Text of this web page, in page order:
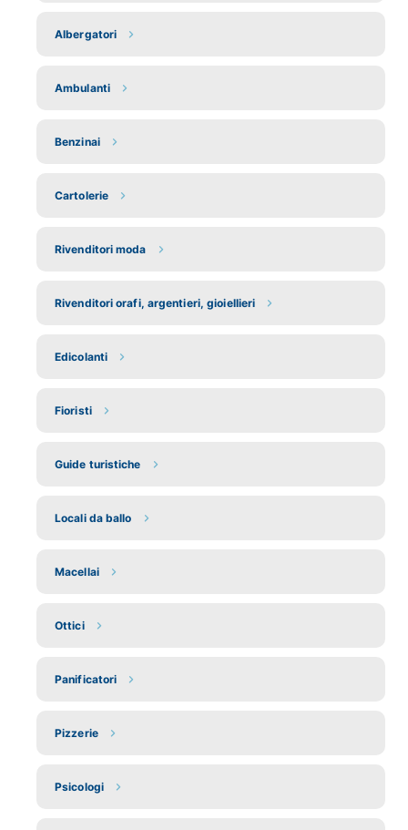
Albergatori
Ambulanti
Benzinai
Cartolerie
Rivenditori moda
Rivenditori orafi, argentieri, gioiellieri
Edicolanti
Fioristi
Guide turistiche
Locali da ballo
Macellai
Ottici
Panificatori
Pizzerie
Psicologi